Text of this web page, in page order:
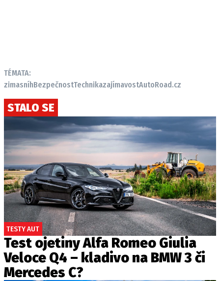
TÉMATA:
zimasníhBezpečnostTechnikazajímavostAutoRoad.cz
STALO SE
TESTY AUT
Test ojetiny Alfa Romeo Giulia
Veloce Q4 – kladivo na BMW 3 či
Mercedes C?